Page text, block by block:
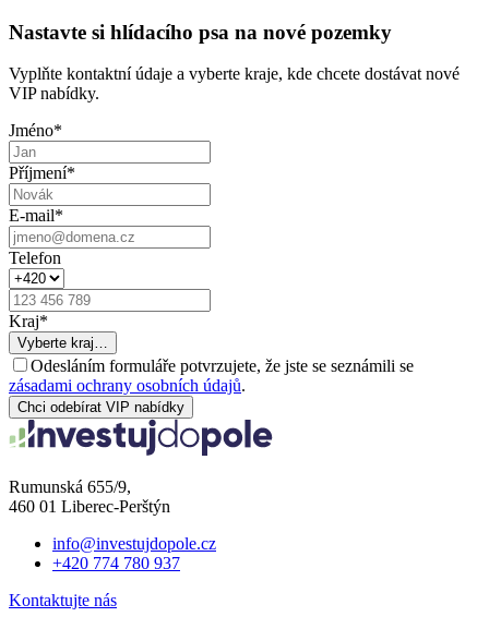
Nastavte si hlídacího psa na nové pozemky
Vyplňte kontaktní údaje a vyberte kraje, kde chcete dostávat nové
VIP nabídky.
Jméno*
Příjmení*
E-mail*
Telefon
Kraj*
Vyberte kraj…
Odesláním formuláře potvrzujete, že jste se seznámili se
zásadami ochrany osobních údajů.
Chci odebírat VIP nabídky
Rumunská 655/9,
460 01 Liberec-Perštýn
info@investujdopole.cz
+420 774 780 937
Kontaktujte nás